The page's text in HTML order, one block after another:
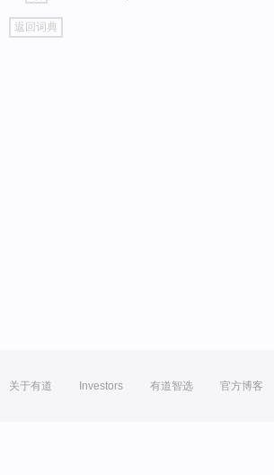
go
top
返回词典
关于有道 Investors 有道智选 官方博客